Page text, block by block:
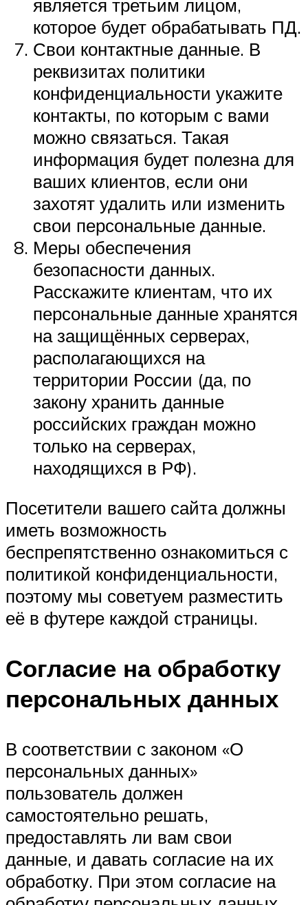
является третьим лицом,
которое будет обрабатывать ПД.
Свои контактные данные. В
реквизитах политики
конфиденциальности укажите
контакты, по которым с вами
можно связаться. Такая
информация будет полезна для
ваших клиентов, если они
захотят удалить или изменить
свои персональные данные.
Меры обеспечения
безопасности данных.
Расскажите клиентам, что их
персональные данные хранятся
на защищённых серверах,
располагающихся на
территории России (да, по
закону хранить данные
российских граждан можно
только на серверах,
находящихся в РФ).
Посетители вашего сайта должны
иметь возможность
беспрепятственно ознакомиться с
политикой конфиденциальности,
поэтому мы советуем разместить
её в футере каждой страницы.
Согласие на обработку
персональных данных
В соответствии с законом «О
персональных данных»
пользователь должен
самостоятельно решать,
предоставлять ли вам свои
данные, и давать согласие на их
обработку. При этом согласие на